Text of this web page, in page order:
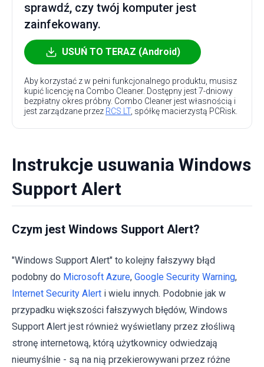
sprawdź, czy twój komputer jest
zainfekowany.
USUŃ TO TERAZ (Android)
Aby korzystać z w pełni funkcjonalnego produktu, musisz
kupić licencję na Combo Cleaner. Dostępny jest 7-dniowy
bezpłatny okres próbny. Combo Cleaner jest własnością i
jest zarządzane przez RCS LT, spółkę macierzystą PCRisk.
Instrukcje usuwania Windows
Support Alert
Czym jest Windows Support Alert?
"Windows Support Alert" to kolejny fałszywy błąd
podobny do Microsoft Azure, Google Security Warning,
Internet Security Alert i wielu innych. Podobnie jak w
przypadku większości fałszywych błędów, Windows
Support Alert jest również wyświetlany przez złośliwą
stronę internetową, którą użytkownicy odwiedzają
nieumyślnie - są na nią przekierowywani przez różne